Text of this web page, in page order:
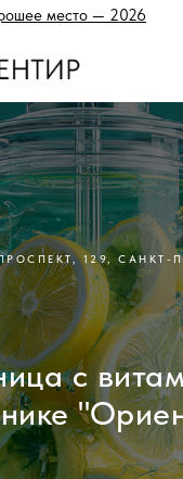
место — 2026
129, САНКТ-
с